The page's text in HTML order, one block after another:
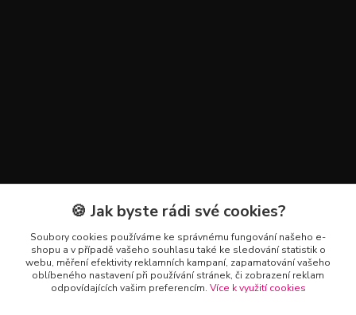
Kontakty
+420 602 223 614
info@zahradnictvipetro.cz
🍪 Jak byste rádi své cookies?
Soubory cookies používáme ke správnému fungování našeho e-
shopu a v případě vašeho souhlasu také ke sledování statistik o
webu, měření efektivity reklamních kampaní, zapamatování vašeho
oblíbeného nastavení při používání stránek, či zobrazení reklam
odpovídajících vašim preferencím. Více k využití cookies